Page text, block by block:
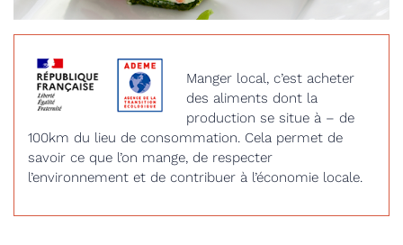
Manger local, c’est acheter
des aliments dont la
production se situe à – de
100km du lieu de consommation. Cela permet de
savoir ce que l’on mange, de respecter
l’environnement et de contribuer à l’économie locale.